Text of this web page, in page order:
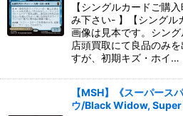
【シングルカードご購
み下さい- 】【シングル
画像は見本です。シン
店頭買取にて良品のみ
すが、初期キズ・ホイ…
【MSH】《スーパース
ウ/Black Widow, Super